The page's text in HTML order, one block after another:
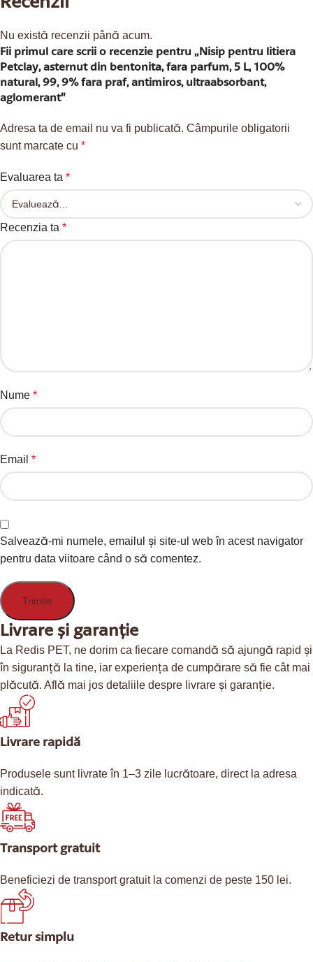
Nu există recenzii până acum.
Fii primul care scrii o recenzie pentru „Nisip pentru litiera
Petclay, asternut din bentonita, fara parfum, 5 L, 100%
natural, 99, 9% fara praf, antimiros, ultraabsorbant,
aglomerant”
Adresa ta de email nu va fi publicată. Câmpurile obligatorii
sunt marcate cu *
Evaluarea ta *
Recenzia ta *
Nume *
Email *
Salvează-mi numele, emailul și site-ul web în acest navigator
pentru data viitoare când o să comentez.
Livrare și garanție
La Redis PET, ne dorim ca fiecare comandă să ajungă rapid și
în siguranță la tine, iar experiența de cumpărare să fie cât mai
plăcută. Află mai jos detaliile despre livrare și garanție.
Livrare rapidă
Produsele sunt livrate în 1–3 zile lucrătoare, direct la adresa
indicată.
Transport gratuit
Beneficiezi de transport gratuit la comenzi de peste 150 lei.
Retur simplu